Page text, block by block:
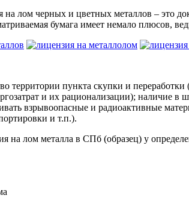
на лом черных и цветных металлов – это
бумага имеет немало плюсов,
территории пункта скупки и
и их рационализации); наличие в
взрывоопасные и радиоактивные
и т.п.).
на лом металла в СПб (образец) у